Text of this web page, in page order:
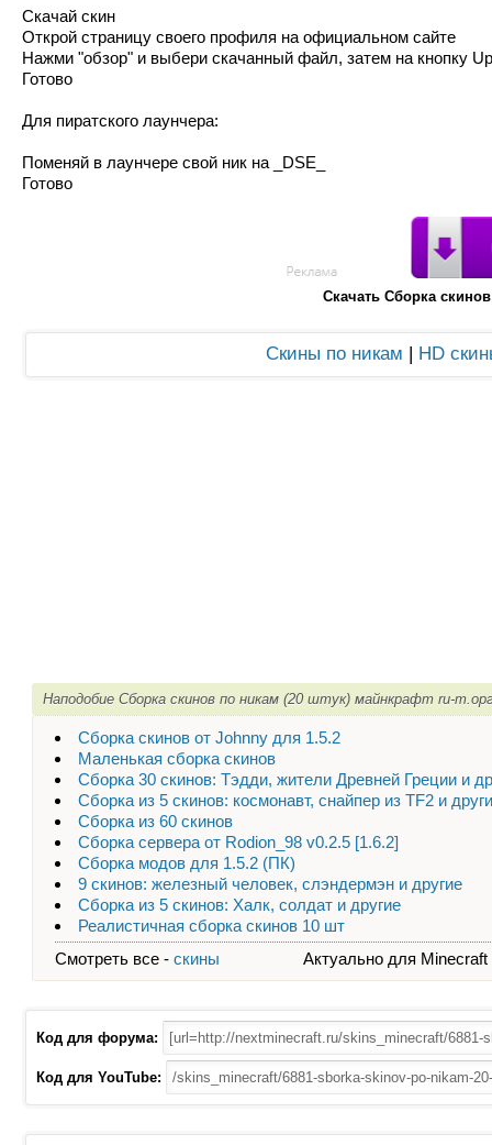
Cкачай скин
Открой страницу своего профиля на официальном сайте
Нажми "обзор" и выбери скачанный файл, затем на кнопку
Готово
Для пиратского лаунчера:
Поменяй в лаунчере свой ник на _DSE_
Готово
Скачать Сборка
Скины по никам HD
Наподобие Сборка скинов по никам (20 штук) майнкрафт ru-
Сборка скинов от Johnny для 1.5.2
Маленькая сборка скинов
Сборка 30 скинов: Тэдди, жители Древней Греции и
Сборка из 5 скинов: космонавт, снайпер из TF2 и
Сборка из 60 скинов
Сборка сервера от Rodion_98 v0.2.5 [1.6.2]
Сборка модов для 1.5.2 (ПК)
9 скинов: железный человек, слэндермэн и другие
Сборка из 5 скинов: Халк, солдат и другие
Реалистичная сборка скинов 10 шт
Смотреть все - скины Актуально для
Код для форума:
Код для YouTube: